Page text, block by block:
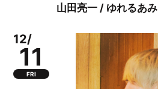
山田亮一 / ゆれるあみ
12/
11
FRI